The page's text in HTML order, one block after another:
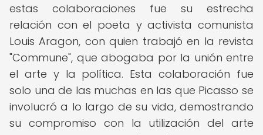
estas colaboraciones fue su estrecha
relación con el poeta y activista comunista
Louis Aragon, con quien trabajó en la revista
"Commune", que abogaba por la unión entre
el arte y la política. Esta colaboración fue
solo una de las muchas en las que Picasso se
involucró a lo largo de su vida, demostrando
su compromiso con la utilización del arte